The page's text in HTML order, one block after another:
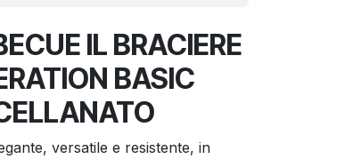
IL BRACIERE
BASIC
versatile e resistente, in